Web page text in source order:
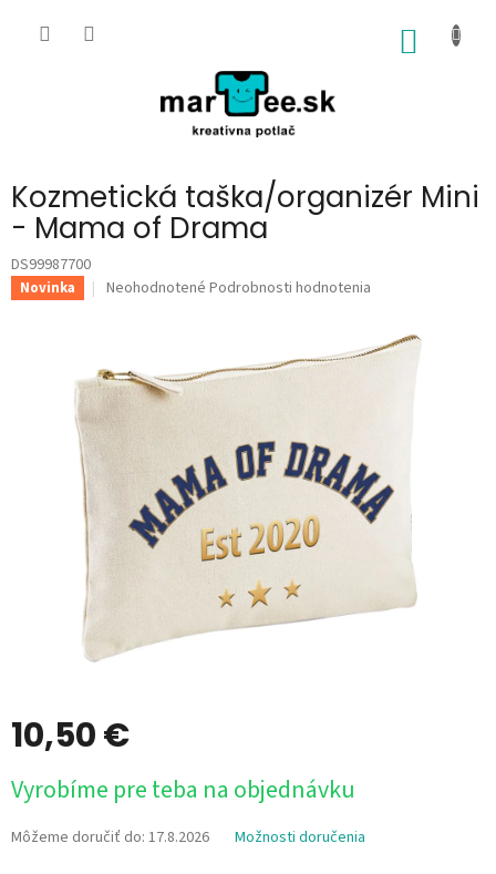
Kozmetická taška/organizér Mini
- Mama of Drama
DS99987700
Novinka
Priemerné
0,0
z
hviezdičiek.
Neohodnotené Podrobnosti hodnotenia
10,50 €
cena:
Vyrobíme pre teba na objednávku
Môžeme doručiť do: 17.8.2026 Možnosti doručenia